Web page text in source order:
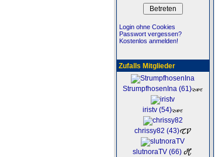
Login ohne Cookies
Passwort vergessen?
Kostenlos anmelden!
Zufalls Mitglieder
StrumpfhosenIna (61)
iristv (54)
chrissy82 (43)
slutnoraTV (66)